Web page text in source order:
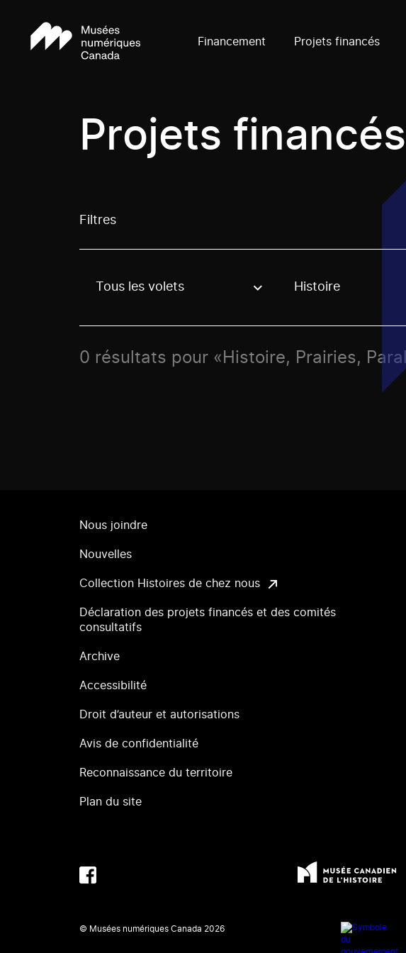
Financement Projets financés
Projets financés
Filtres
Use these options to filter projects by topic, stream or
Tous les volets Histoire
0 résultats pour «Histoire, Prairies,
Nous joindre
Nouvelles
Collection Histoires de chez nous
Déclaration des projets financés et des comités
consultatifs
Archive
Accessibilité
Droit d’auteur et autorisations
Avis de confidentialité
Reconnaissance du territoire
Plan du site
© Musées numériques Canada 2026